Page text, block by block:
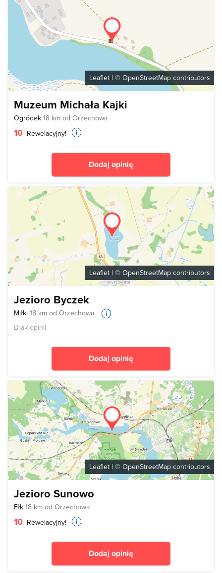
Leaflet | © OpenStreetMap contributors
Muzeum Michała Kajki
Ogródek 18 km od Orzechowa
10 Rewelacyjny!
Dodaj opinię
Leaflet | © OpenStreetMap contributors
Jezioro Byczek
Miłki 18 km od Orzechowa
Brak opinii
Dodaj opinię
Leaflet | © OpenStreetMap contributors
Jezioro Sunowo
Ełk 18 km od Orzechowa
10 Rewelacyjny!
Dodaj opinię